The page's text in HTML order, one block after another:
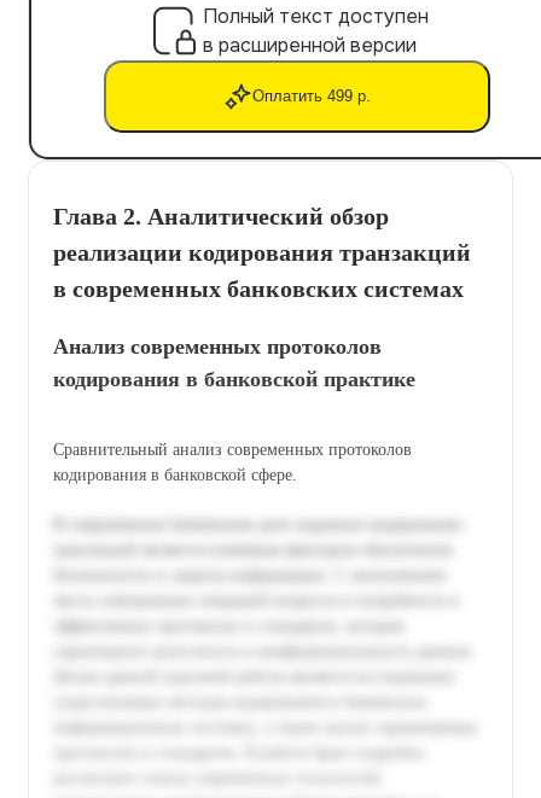
Полный текст доступен
в расширенной версии
Оплатить 499 р.
Глава 2. Аналитический обзор
реализации кодирования транзакций
в современных банковских системах
Анализ современных протоколов
кодирования в банковской практике
Сравнительный анализ современных протоколов
кодирования в банковской сфере.